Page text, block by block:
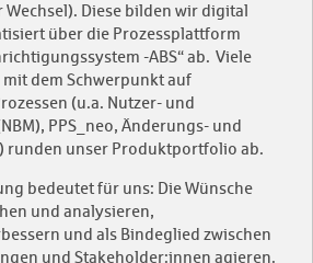
Diese bilden wir digital
über die Prozessplattform
-ABS“ ab. Viele
dem Schwerpunkt auf
(u.a. Nutzer- und
PPS_neo, Änderungs- und
runden unser Produktportfolio ab.
bedeutet für uns: Die Wünsche
und analysieren,
und als Bindeglied zwischen
und Stakeholder:innen agieren.